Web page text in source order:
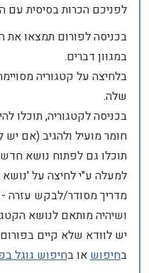
לפניכם הכרות בסיסית עם
בכניסה לפורום תמצאו את
במגוון דברים.
בלחיצה על קטגוריה
שלה.
בכניסה לקטגוריה, תוכלו
חומר מועיל ולהגיב (אם
תוכלו גם לפתוח נושא
למעלה ע"י לחיצה על
מדריך מסודר/לבקש עזרה -
ושיהיה מותאם לנושא
יש לוודא שלא קיים
בחיפוש או בחיפוש גוגל